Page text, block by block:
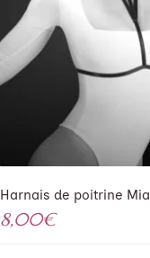
Harnais de poitrine Mia
8,00€